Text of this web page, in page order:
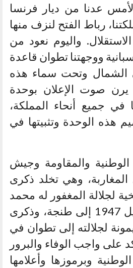
عدنا من ديار فرنسا
رباط الفتح لنزف منها
واليوم نعود من
ووجهتنا تطوان قاعدة
الشمال وتحت سماء هذه
يرن صوت الإعلان بوحدة
في جميع أنحاء المملكة،
هذه الوحدة وتثبيتها في
والمقاومة وجيش
المغاربة، وهي تخلد ذكرى
لجلالة المغفور له محمد
الخامس في 9 أبريل 1947 إلى طنجة، وذكرى
لجلالته إلى تطوان في
1956، لتؤكد على واجب الوفاء والبرور
الوطنية وبرموزها وأعلامها